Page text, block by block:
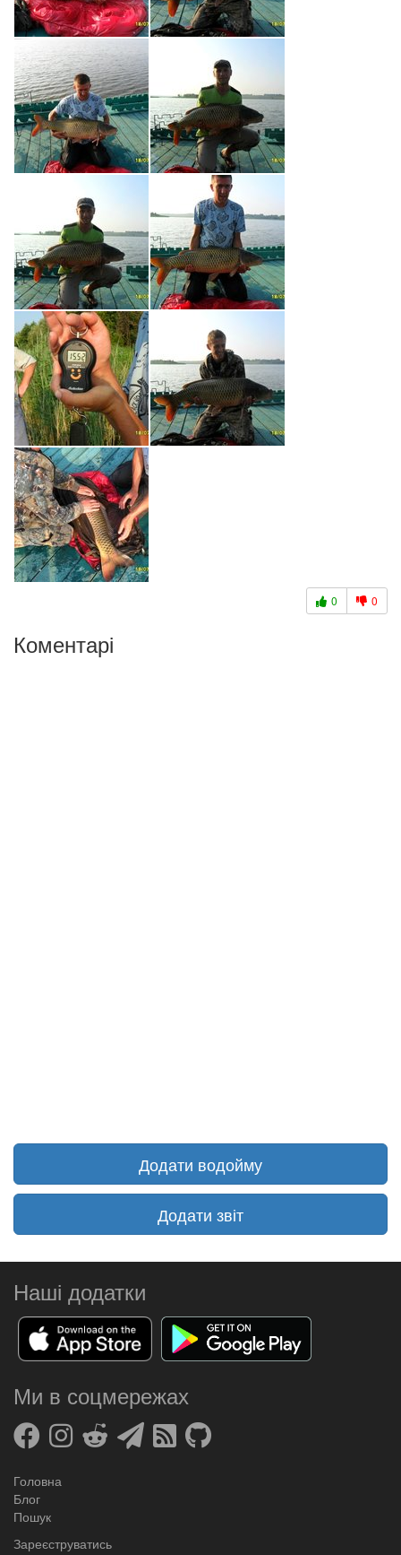
0 0
Коментарі
Додати водойму
Додати звіт
Наші додатки
Ми в соцмережах
Головна
Блог
Пошук
Зареєструватись